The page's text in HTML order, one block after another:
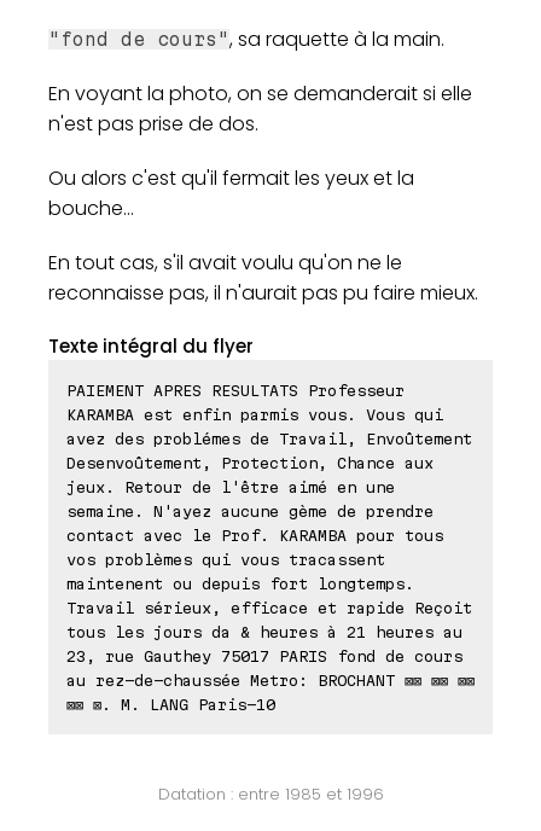
"fond de cours", sa raquette à la main.
En voyant la photo, on se demanderait si elle
n'est pas prise de dos.
Ou alors c'est qu'il fermait les yeux et la
bouche...
En tout cas, s'il avait voulu qu'on ne le
reconnaisse pas, il n'aurait pas pu faire mieux.
Texte intégral du flyer
PAIEMENT APRES RESULTATS Professeur
KARAMBA est enfin parmis vous. Vous qui
avez des problémes de Travail, Envoûtement
Desenvoûtement, Protection, Chance aux
jeux. Retour de l'être aimé en une
semaine. N'ayez aucune gème de prendre
contact avec le Prof. KARAMBA pour tous
vos problèmes qui vous tracassent
maintenent ou depuis fort longtemps.
Travail sérieux, efficace et rapide Reçoit
tous les jours da & heures à 21 heures au
23, rue Gauthey 75017 PARIS fond de cours
au rez-de-chaussée Metro: BROCHANT ⊠⊠ ⊠⊠ ⊠⊠
⊠⊠ ⊠. M. LANG Paris-10
Datation : entre 1985 et 1996